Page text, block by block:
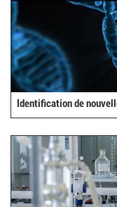
Identification de